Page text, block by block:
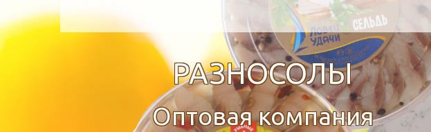
РАЗНОСОЛЫ
Оптовая компания